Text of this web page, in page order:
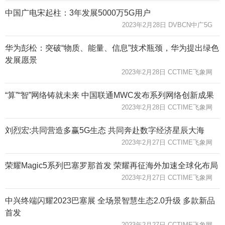
中国广电宋起柱：3年发展5000万5G用户
2023年2月28日 DVBCN中广5G
华为彭松：突破“物质、能量、信息”技术瓶颈，华为提出绿色
发展愿景
2023年2月28日 CCTIME飞象网
“算”“智”网络铸就未来 中国联通MWC发布系列网络创新成果
2023年2月28日 CCTIME飞象网
刘烈宏:共同营造多赢5G生态 共同奔赴数字经济星辰大海
2023年2月27日 CCTIME飞象网
荣耀Magic5系列巴塞罗那首发 荣耀再征海外加速全球化布局
2023年2月27日 CCTIME飞象网
中兴终端闪耀2023巴塞展 全场景智慧生态2.0升级 多款新品
首发